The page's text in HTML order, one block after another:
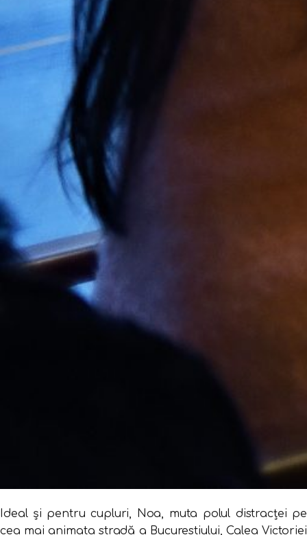
Ideal și pentru cupluri, Noa, muta polul distracței pe
cea mai animata stradă a Bucurestiului, Calea Victoriei